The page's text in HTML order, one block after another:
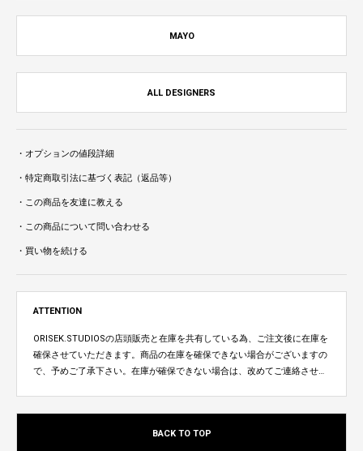
MAYO
ALL DESIGNERS
・オプションの値段詳細
・特定商取引法に基づく表記（返品等）
・この商品を友達に教える
・この商品について問い合わせる
・買い物を続ける
ATTENTION
ORISEK.STUDIOSの店頭販売と在庫を共有している為、ご注文後に在庫を
確保させていただきます。商品の在庫を確保できない場合がございますの
で、予めご了承下さい。在庫が確保できない場合は、改めてご連絡させて
BACK TO TOP